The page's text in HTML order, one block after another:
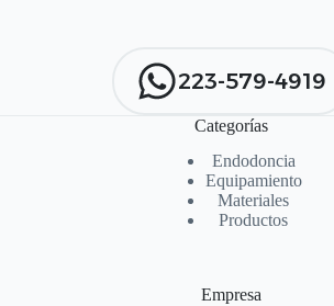
223-579-4919
Categorías
Endodoncia
Equipamiento
Materiales
Productos
Empresa